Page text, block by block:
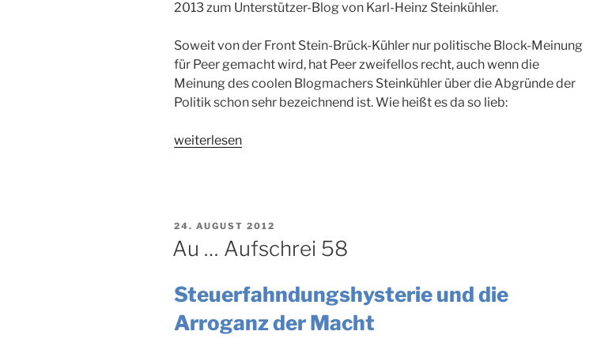
2013 zum Unterstützer-Blog von Karl-Heinz Steinkühler.
Soweit von der Front Stein-Brück-Kühler nur politische Block-Meinung
für Peer gemacht wird, hat Peer zweifellos recht, auch wenn die
Meinung des coolen Blogmachers Steinkühler über die Abgründe der
Politik schon sehr bezeichnend ist. Wie heißt es da so lieb:
„Au
weiterlesen
VERÖFFENTLICHT
AM
24. AUGUST 2012
Au … Aufschrei 58
Steuerfahndungshysterie und die
Arroganz der Macht